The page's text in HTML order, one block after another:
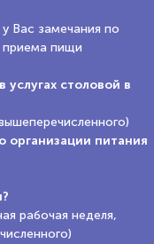
Вас замечания по
пищи
услугах столовой в
питания
рабочая неделя,